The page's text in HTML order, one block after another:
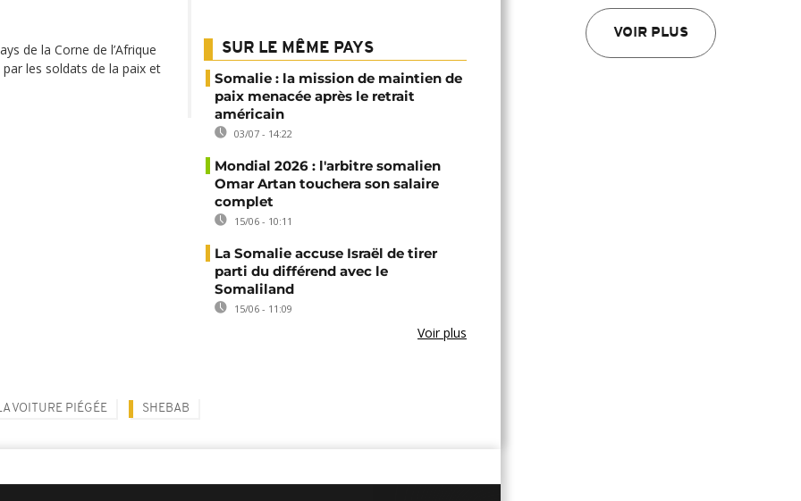
VOIR PLUS
de la Corne de l’Afrique
les soldats de la paix et
SUR LE MÊME PAYS
Somalie : la mission de maintien de
paix menacée après le retrait
américain
03/07 - 14:22
Mondial 2026 : l'arbitre somalien
Omar Artan touchera son salaire
complet
15/06 - 10:11
La Somalie accuse Israël de tirer
parti du différend avec le
Somaliland
15/06 - 11:09
Voir plus
VOITURE PIÉGÉE SHEBAB